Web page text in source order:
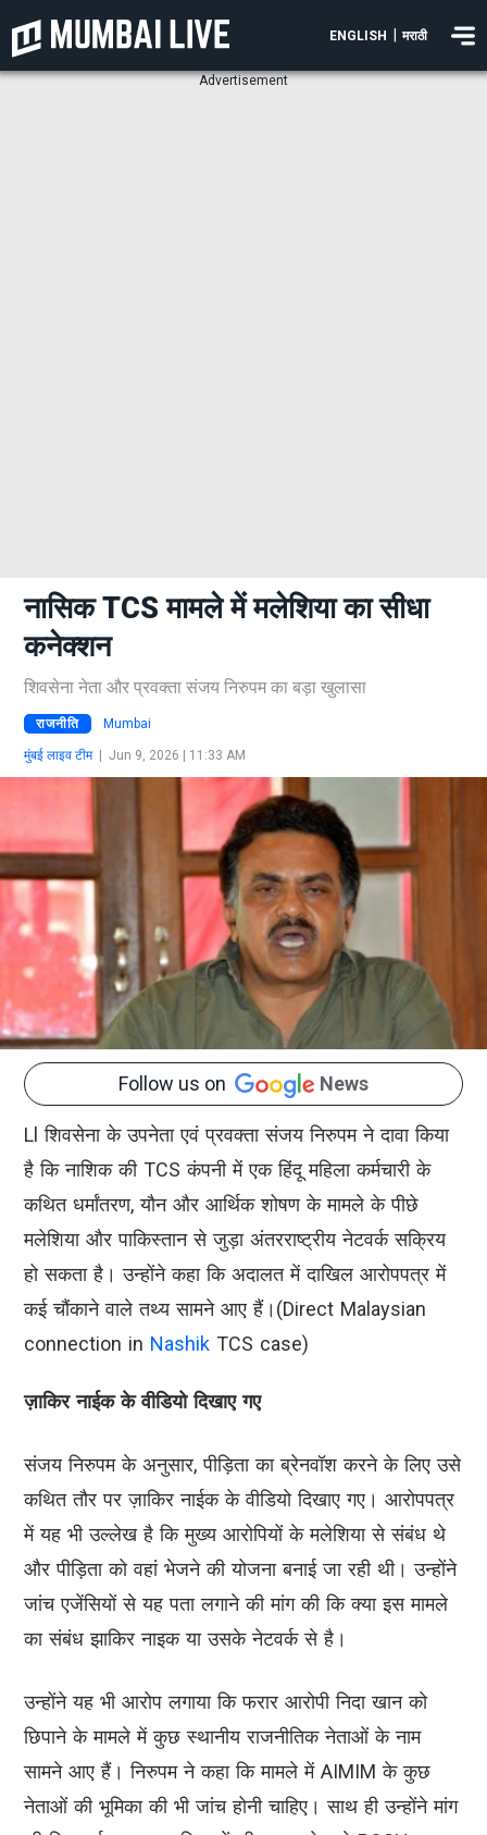
ENGLISH मराठी
Advertisement
नासिक TCS मामले में मलेशिया का सीधा
कनेक्शन
शिवसेना नेता और प्रवक्ता संजय निरुपम का बड़ा खुलासा
राजनीति Mumbai
मुंबई लाइव टीम| Jun 9, 2026 | 11:33 AM
Follow us on News
Ll शिवसेना के उपनेता एवं प्रवक्ता संजय निरुपम ने दावा किया
है कि नाशिक की TCS कंपनी में एक हिंदू महिला कर्मचारी के
कथित धर्मांतरण, यौन और आर्थिक शोषण के मामले के पीछे
मलेशिया और पाकिस्तान से जुड़ा अंतरराष्ट्रीय नेटवर्क सक्रिय
हो सकता है। उन्होंने कहा कि अदालत में दाखिल आरोपपत्र में
कई चौंकाने वाले तथ्य सामने आए हैं।(Direct Malaysian
connection in Nashik TCS case)
ज़ाकिर नाईक के वीडियो दिखाए गए
संजय निरुपम के अनुसार, पीड़िता का ब्रेनवॉश करने के लिए उसे
कथित तौर पर ज़ाकिर नाईक के वीडियो दिखाए गए। आरोपपत्र
में यह भी उल्लेख है कि मुख्य आरोपियों के मलेशिया से संबंध थे
और पीड़िता को वहां भेजने की योजना बनाई जा रही थी। उन्होंने
जांच एजेंसियों से यह पता लगाने की मांग की कि क्या इस मामले
का संबंध झाकिर नाइक या उसके नेटवर्क से है।
उन्होंने यह भी आरोप लगाया कि फरार आरोपी निदा खान को
छिपाने के मामले में कुछ स्थानीय राजनीतिक नेताओं के नाम
सामने आए हैं। निरुपम ने कहा कि मामले में AIMIM के कुछ
नेताओं की भूमिका की भी जांच होनी चाहिए। साथ ही उन्होंने मांग